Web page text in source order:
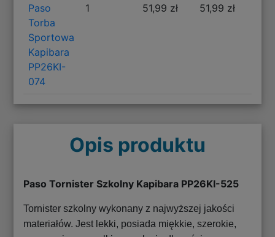
Paso
Torba
Sportowa
Kapibara
PP26KI-
074
1 51,99 zł 51,99 zł
Opis produktu
Paso Tornister Szkolny Kapibara PP26KI-525
Tornister szkolny wykonany z najwyższej jakości
materiałów. Jest lekki, posiada miękkie, szerokie,